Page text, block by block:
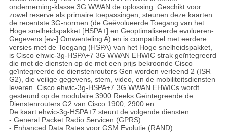
onderneming-klasse 3G WWAN de oplossing. Geschikt voor
zowel reserve als primaire toepassingen, steunen deze kaarten
de recentste 3G-normen (de Geëvolueerde Toegang van het
Hoge snelheidspakket [HSPA+] en Geoptimaliseerde evolueren-
Gegevens [ev-] Omwenteling A) en is compatibel met eerdere
versies met de Toegang (HSPA) van het Hoge snelheidspakket,
is Cisco ehwic-3g-HSPA+7 3G WWAN EHWIC strak geïntegreerd
die met de diensten op de met een prijs bekroonde Cisco
geïntegreerde de dienstenrouters Gen worden verleend 2 (ISR
G2), die veilige gegevens, stem, video, en de mobiliteitsdiensten
leveren. Cisco ehwic-3g-HSPA+7 3G WWAN EHWICs wordt
gesteund op de modulaire 3900 Reeks Geïntegreerde de
Dienstenrouters G2 van Cisco 1900, 2900 en.
De kaart ehwic-3g-HSPA+7 steunt de volgende diensten:
- General Packet Radio Servicen (GPRS)
- Enhanced Data Rates voor GSM Evolutie (RAND)